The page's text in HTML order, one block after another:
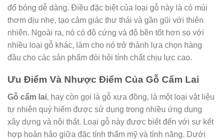
đổ bóng dễ dàng. Điều đặc biệt của loại gỗ này là có mùi
thơm dịu nhẹ, tạo cảm giác thư thái và gần gũi với thiên
nhiên. Ngoài ra, nó có độ cứng và độ bền tốt hơn so với
nhiều loại gỗ khác, làm cho nó trở thành lựa chọn hàng
đầu cho các sản phẩm đòi hỏi tính chất chịu lực cao.
Ưu Điểm Và Nhược Điểm Của Gỗ Cẩm Lai
Gỗ cẩm lai, hay còn gọi là gỗ xưa đồng, là một loại vật liệu
tự nhiên quý hiếm được sử dụng trong nhiều ứng dụng
xây dựng và nội thất. Loại gỗ này được biết đến với sự kết
hợp hoàn hảo giữa đặc tính thẩm mỹ và tính năng. Dưới